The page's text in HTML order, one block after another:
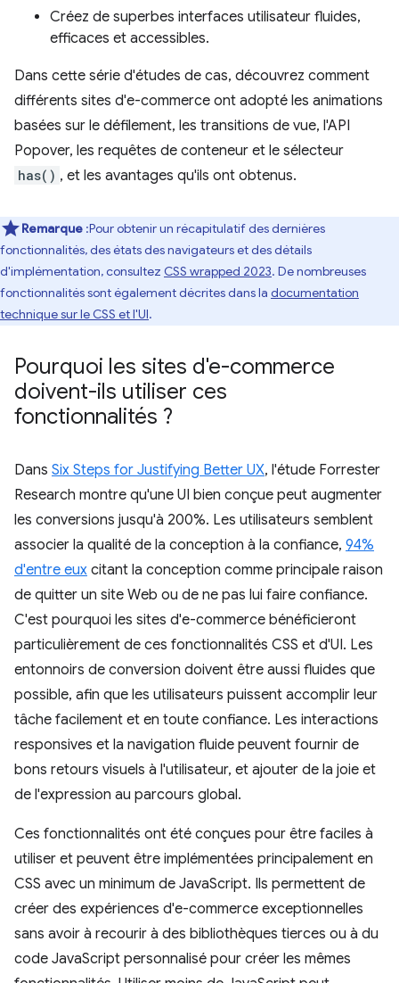
Créez de superbes interfaces utilisateur fluides,
efficaces et accessibles.
Dans cette série d'études de cas, découvrez comment
différents sites d'e-commerce ont adopté les animations
basées sur le défilement, les transitions de vue, l'API
Popover, les requêtes de conteneur et le sélecteur
has() , et les avantages qu'ils ont obtenus.
Remarque :Pour obtenir un récapitulatif des dernières
fonctionnalités, des états des navigateurs et des détails
d'implémentation, consultez CSS wrapped 2023. De nombreuses
fonctionnalités sont également décrites dans la documentation
technique sur le CSS et l'UI.
Pourquoi les sites d'e-commerce
doivent-ils utiliser ces
fonctionnalités ?
Dans Six Steps for Justifying Better UX, l'étude Forrester
Research montre qu'une UI bien conçue peut augmenter
les conversions jusqu'à 200%. Les utilisateurs semblent
associer la qualité de la conception à la confiance, 94%
d'entre eux citant la conception comme principale raison
de quitter un site Web ou de ne pas lui faire confiance.
C'est pourquoi les sites d'e-commerce bénéficieront
particulièrement de ces fonctionnalités CSS et d'UI. Les
entonnoirs de conversion doivent être aussi fluides que
possible, afin que les utilisateurs puissent accomplir leur
tâche facilement et en toute confiance. Les interactions
responsives et la navigation fluide peuvent fournir de
bons retours visuels à l'utilisateur, et ajouter de la joie et
de l'expression au parcours global.
Ces fonctionnalités ont été conçues pour être faciles à
utiliser et peuvent être implémentées principalement en
CSS avec un minimum de JavaScript. Ils permettent de
créer des expériences d'e-commerce exceptionnelles
sans avoir à recourir à des bibliothèques tierces ou à du
code JavaScript personnalisé pour créer les mêmes